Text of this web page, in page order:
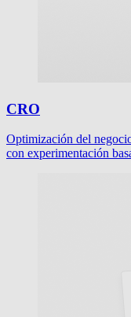
CRO
Optimización del
con experimentación